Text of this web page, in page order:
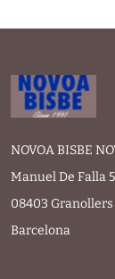
NOVOA BISBE
Manuel De Falla
08403 Granollers
Barcelona